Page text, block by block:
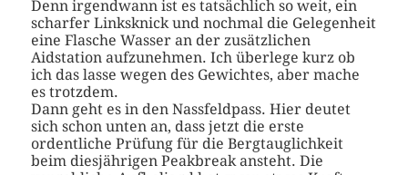
Denn irgendwann ist es tatsächlich so weit, ein
scharfer Linksknick und nochmal die Gelegenheit
eine Flasche Wasser an der zusätzlichen
Aidstation aufzunehmen. Ich überlege kurz ob
ich das lasse wegen des Gewichtes, aber mache
es trotzdem.
Dann geht es in den Nassfeldpass. Hier deutet
sich schon unten an, dass jetzt die erste
ordentliche Prüfung für die Bergtauglichkeit
beim diesjährigen Peakbreak ansteht. Die